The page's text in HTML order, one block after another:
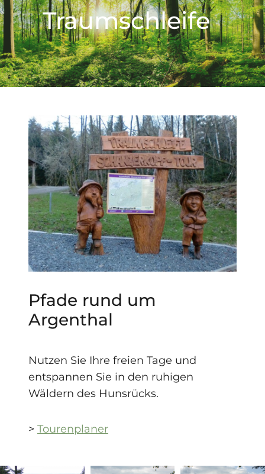
Traumschleife
Pfade rund um
Argenthal
Nutzen Sie Ihre freien Tage und
entspannen Sie in den ruhigen
Wäldern des Hunsrücks.
> Tourenplaner